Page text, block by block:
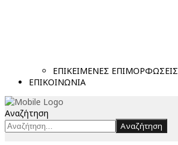
ΕΠΙΚΕΙΜΕΝΕΣ ΕΠΙΜΟΡΦΩΣΕΙΣ
ΕΠΙΚΟΙΝΩΝΙΑ
Αναζήτηση
Αναζήτηση